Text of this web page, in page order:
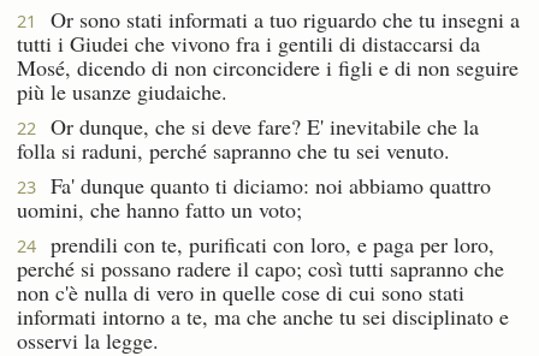
21
Or sono stati informati a tuo riguardo che tu insegni a
tutti i Giudei che vivono fra i gentili di distaccarsi da
Mosé, dicendo di non circoncidere i figli e di non seguire
più le usanze giudaiche.
22
Or dunque, che si deve fare? E' inevitabile che la
folla si raduni, perché sapranno che tu sei venuto.
23
Fa' dunque quanto ti diciamo: noi abbiamo quattro
uomini, che hanno fatto un voto;
24
prendili con te, purificati con loro, e paga per loro,
perché si possano radere il capo; così tutti sapranno che
non c'è nulla di vero in quelle cose di cui sono stati
informati intorno a te, ma che anche tu sei disciplinato e
osservi la legge.